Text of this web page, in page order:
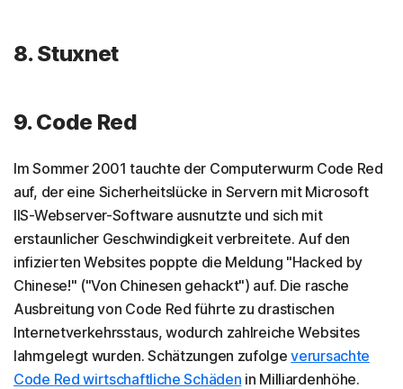
8. Stuxnet
9. Code Red
Im Sommer 2001 tauchte der Computerwurm Code Red
auf, der eine Sicherheitslücke in Servern mit Microsoft
IIS-Webserver-Software ausnutzte und sich mit
erstaunlicher Geschwindigkeit verbreitete. Auf den
infizierten Websites poppte die Meldung "Hacked by
Chinese!" ("Von Chinesen gehackt") auf. Die rasche
Ausbreitung von Code Red führte zu drastischen
Internetverkehrsstaus, wodurch zahlreiche Websites
lahmgelegt wurden. Schätzungen zufolgeverursachte
Code Red wirtschaftliche Schäden in Milliardenhöhe.